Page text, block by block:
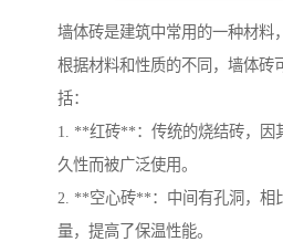
墙体砖是建筑中常用的一种材料
根据材料和性质的不同，墙体砖
括：
1. **红砖**：传统的烧结砖，因
久性而被广泛使用。
2. **空心砖**：中间有孔洞，相
量，提高了保温性能。